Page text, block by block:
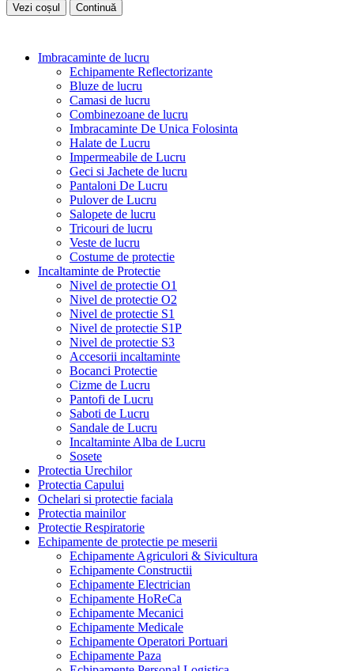
Vezi coșul Continuă
Imbracaminte de lucru
Echipamente Reflectorizante
Bluze de lucru
Camasi de lucru
Combinezoane de lucru
Imbracaminte De Unica Folosinta
Halate de Lucru
Impermeabile de Lucru
Geci si Jachete de lucru
Pantaloni De Lucru
Pulover de Lucru
Salopete de lucru
Tricouri de lucru
Veste de lucru
Costume de protectie
Incaltaminte de Protectie
Nivel de protectie O1
Nivel de protectie O2
Nivel de protectie S1
Nivel de protectie S1P
Nivel de protectie S3
Accesorii incaltaminte
Bocanci Protectie
Cizme de Lucru
Pantofi de Lucru
Saboti de Lucru
Sandale de Lucru
Incaltaminte Alba de Lucru
Sosete
Protectia Urechilor
Protectia Capului
Ochelari si protectie faciala
Protectia mainilor
Protectie Respiratorie
Echipamente de protectie pe meserii
Echipamente Agriculori & Sivicultura
Echipamente Constructii
Echipamente Electrician
Echipamente HoReCa
Echipamente Mecanici
Echipamente Medicale
Echipamente Operatori Portuari
Echipamente Paza